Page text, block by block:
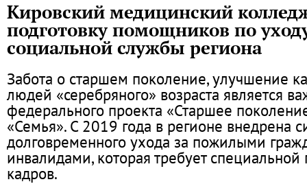
Кировский медицинский
подготовку помощников по
социальной службы региона
Забота о старшем поколение, улучшение
людей «серебряного» возраста является
федерального проекта «Старшее
«Семья». С 2019 года в регионе внедрена
долговременного ухода за пожилыми
инвалидами, которая требует специальной
кадров.